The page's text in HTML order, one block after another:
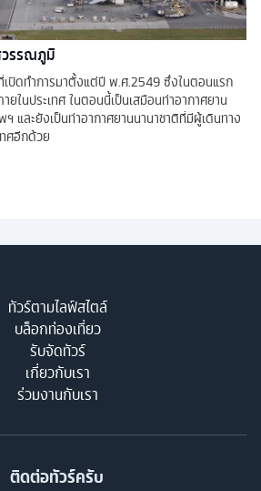
วรรณภูมิ
เปิดทำการมาตั้งแต่ปี พ.ศ.2549 ซึ่งในตอนแรก
ยในประเทศ ในตอนนี้เป็นเสมือนท่าอากาศยาน
ฯ และยังเป็นท่าอากาศยานนานาชาติที่มีผู้เดินทาง
ศอีกด้วย
ทัวร์ตามไลฟ์สไตล์
บล็อกท่องเที่ยว
รับจัดทัวร์
เกี่ยวกับเรา
ร่วมงานกับเรา
ติดต่อทัวร์ครับ